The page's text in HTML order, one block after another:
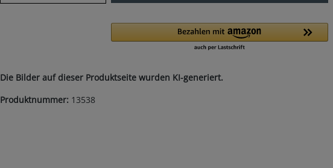
Die Bilder auf dieser Produktseite wurden KI-generiert.
Produktnummer: 13538